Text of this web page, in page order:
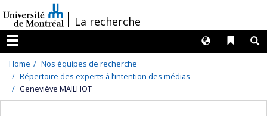
au
contenu
/La recherche
Menu
Liens
Langues
Home
Nos équipes de recherche
Répertoire des experts à l’intention des médias
Geneviève MAILHOT